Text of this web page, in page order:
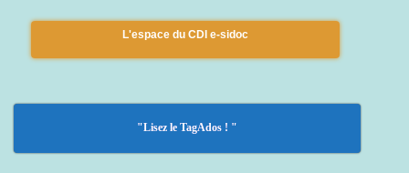
L'espace du CDI e-sidoc
"Lisez le TagAdos ! "